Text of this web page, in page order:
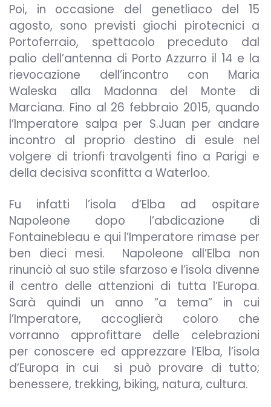
Poi, in occasione del genetliaco del 15
agosto, sono previsti giochi pirotecnici a
Portoferraio, spettacolo preceduto dal
palio dell’antenna di Porto Azzurro il 14 e la
rievocazione dell’incontro con Maria
Waleska alla Madonna del Monte di
Marciana. Fino al 26 febbraio 2015, quando
l’Imperatore salpa per S.Juan per andare
incontro al proprio destino di esule nel
volgere di trionfi travolgenti fino a Parigi e
della decisiva sconfitta a Waterloo.
Fu infatti l’isola d’Elba ad ospitare
Napoleone dopo l’abdicazione di
Fontainebleau e qui l’Imperatore rimase per
ben dieci mesi. Napoleone all’Elba non
rinunciò al suo stile sfarzoso e l’isola divenne
il centro delle attenzioni di tutta l’Europa.
Sarà quindi un anno “a tema” in cui
l’Imperatore, accoglierà coloro che
vorranno approfittare delle celebrazioni
per conoscere ed apprezzare l’Elba, l’isola
d’Europa in cui si può provare di tutto;
benessere, trekking, biking, natura, cultura.